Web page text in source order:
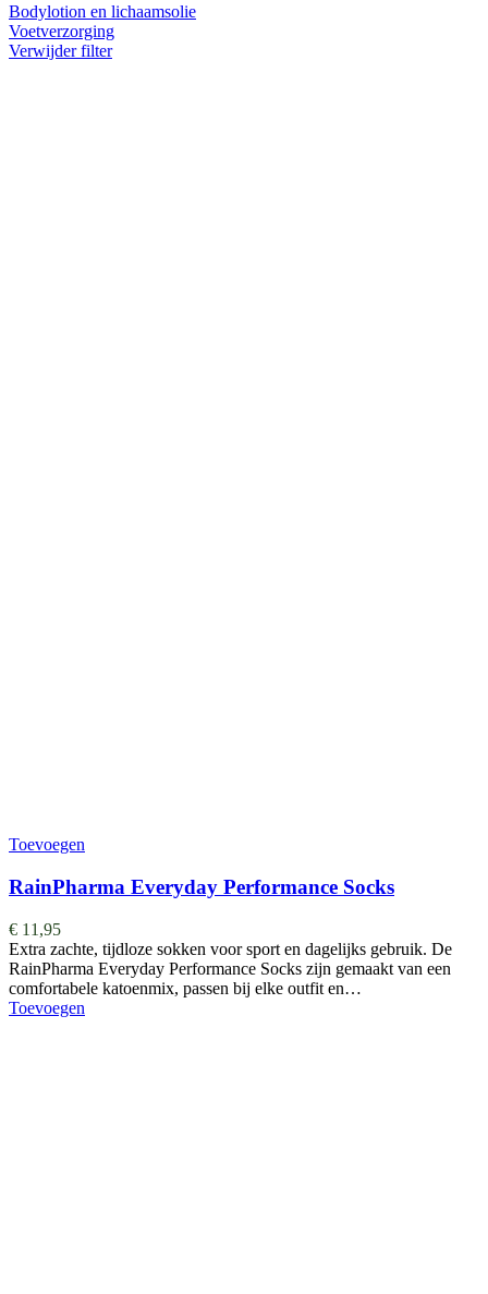
Bodylotion en lichaamsolie
Voetverzorging
Verwijder filter
Toevoegen
RainPharma Everyday Performance Socks
€ 11,95
Extra zachte, tijdloze sokken voor sport en dagelijks gebruik. De
RainPharma Everyday Performance Socks zijn gemaakt van een
comfortabele katoenmix, passen bij elke outfit en…
Toevoegen